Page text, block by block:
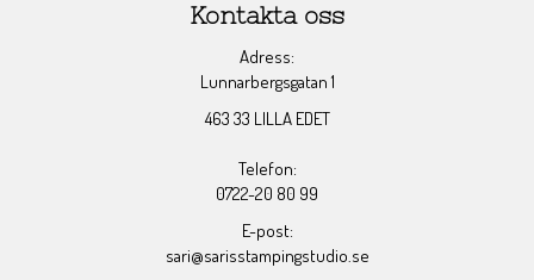
Kontakta oss
Adress:
Lunnarbergsgatan 1
463 33 LILLA EDET
Telefon:
0722-20 80 99
E-post:
sari@sarisstampingstudio.se